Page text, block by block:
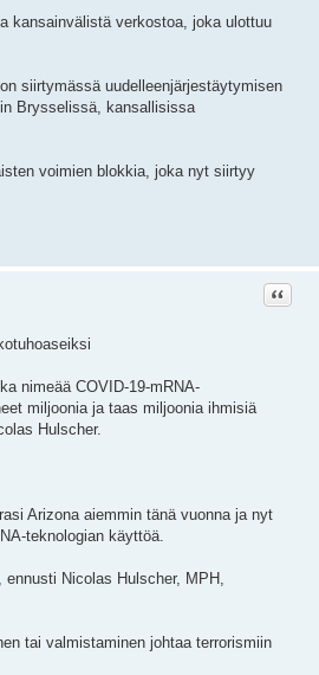
kansainvälistä verkostoa, joka ulottuu
siirtymässä uudelleenjärjestäytymisen
Brysselissä, kansallisissa
voimien blokkia, joka nyt siirtyy
Lainaa
nimeää COVID-19-mRNA-
miljoonia ja taas miljoonia ihmisiä
Hulscher.
Arizona aiemmin tänä vuonna ja nyt
teknologian käyttöä.
Nicolas Hulscher, MPH,
tai valmistaminen johtaa terrorismiin